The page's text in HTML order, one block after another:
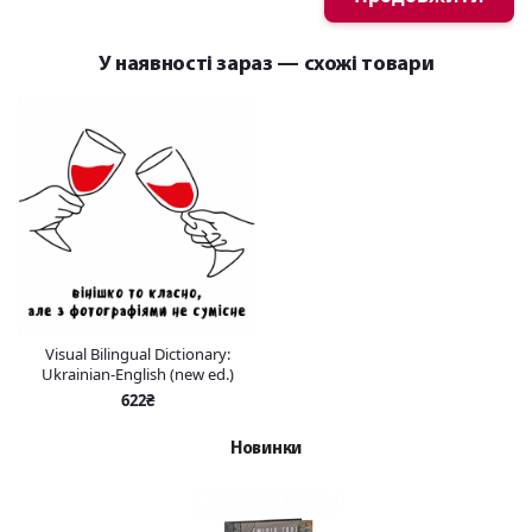
У наявності зараз — схожі товари
Visual Bilingual Dictionary:
Ukrainian-English (new ed.)
622₴
Новинки